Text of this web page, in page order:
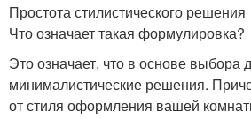
Простота стилистического решения
Что означает такая формулировка?
Это означает, что в основе выбора
минималистические решения.
от стиля оформления вашей